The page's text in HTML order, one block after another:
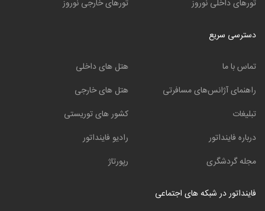
تورهای داخلی نوروز تورهای خارجی نوروز
دسترسی سریع
تماس با ما
راهنمای آژانس‌های مسافرتی
تبلیغات
درباره فاینداتور
مجله گردشگری
هتل های داخلی
هتل های خارجی
کشور های توریستی
رادیو فاینداتور
رپورتاژ
فاینداتور در شبکه های اجتماعی